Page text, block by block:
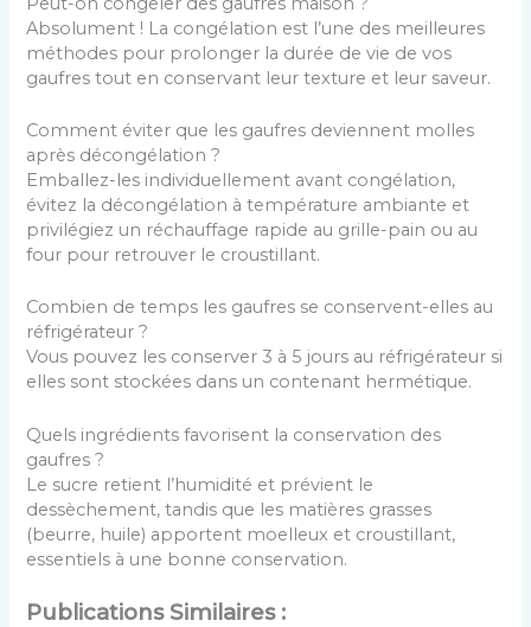
Absolument ! La congélation est l’une des meilleures
méthodes pour prolonger la durée de vie de vos
gaufres tout en conservant leur texture et leur saveur.
Comment éviter que les gaufres deviennent molles
après décongélation ?
Emballez-les individuellement avant congélation,
évitez la décongélation à température ambiante et
privilégiez un réchauffage rapide au grille-pain ou au
four pour retrouver le croustillant.
Combien de temps les gaufres se conservent-elles au
réfrigérateur ?
Vous pouvez les conserver 3 à 5 jours au réfrigérateur si
elles sont stockées dans un contenant hermétique.
Quels ingrédients favorisent la conservation des
gaufres ?
Le sucre retient l’humidité et prévient le
dessèchement, tandis que les matières grasses
(beurre, huile) apportent moelleux et croustillant,
essentiels à une bonne conservation.
Publications Similaires :